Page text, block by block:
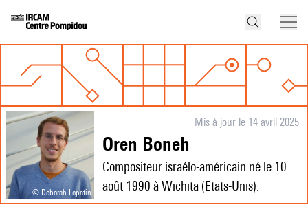
© Deborah Lopatin
Mis à jour le 14 avril 2025
Oren Boneh
Compositeur israélo-américain né le 10
août 1990 à Wichita (Etats-Unis).